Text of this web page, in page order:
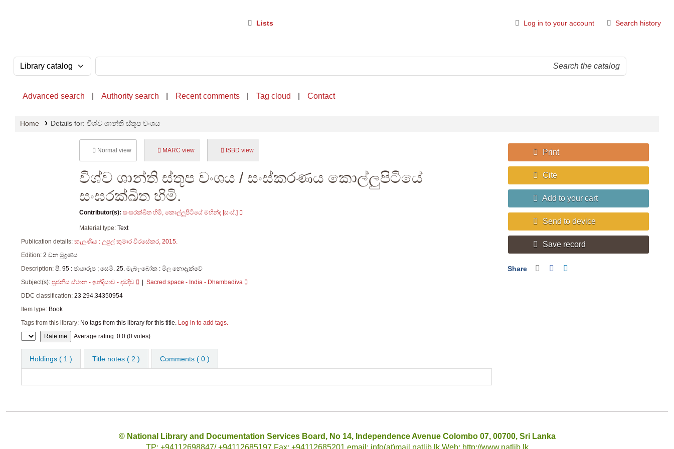
Lists Log in to your account Search history
Search the catalog by:
Advanced search Authority search Recent comments Tag cloud Contact
Home Details for: විශ්ව ශාන්ති ස්තූප වංශය
Normal view MARC view ISBD view
විශ්ව ශාන්ති ස්තූප වංශය / සංස්කරණය කොල්ලුපිටියේ
සංඝරක්ඛිත හිමි.
Contributor(s): සංඝරක්ඛිත හිමි, කොල්ලුපිටියේ මහින්ද [සංස්.]
Material type: Text
Publication details: කැලණිය : උපුල් කුමාර වීරසේකර, 2015.
Edition: 2 වන මුද්‍රණය
Description: පි. 95 : ඡායාරූප ; සෙමී. 25. මැබැ-බෝක : මිල නොදැක්වේ
Subject(s): පූජනීය ස්ථාන - ඉන්දියාව - දඹදිව
Sacred space - India - Dhambadiva
DDC classification: 23 294.34350954
Item type: Book
Tags from this library: No tags from this library for this title. Log in to add tags.
Star ratings Average rating: 0.0 (0 votes)
Holdings ( 1 ) Title notes ( 2 ) Comments ( 0 )
Print
Cite
Add to your cart
Send to device
Save record
Share
© National Library and Documentation Services Board, No 14, Independence Avenue Colombo 07, 00700, Sri Lanka
TP: +94112698847/ +94112685197 Fax: +94112685201 email: info(at)mail.natlib.lk Web: http://www.natlib.lk